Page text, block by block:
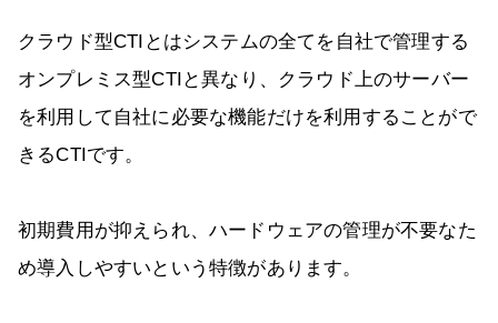
クラウド型CTIとはシステムの全てを自社で管理する
オンプレミス型CTIと異なり、クラウド上のサーバー
を利用して自社に必要な機能だけを利用することがで
きるCTIです。
初期費用が抑えられ、ハードウェアの管理が不要なた
め導入しやすいという特徴があります。